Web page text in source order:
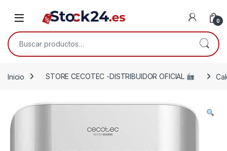
Open 0
Buscar por:
Inicio STORE CECOTEC -DISTRIBUIDOR OFICIAL